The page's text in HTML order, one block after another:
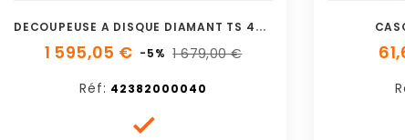
D
ECOUPEUSE A DISQUE DIAMANT TS 420 STIHL
1 595,05 € -5% 1 679,00 €
Réf: 42382000040
